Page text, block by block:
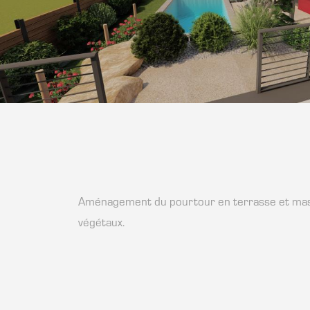
Aménagement du pourtour en terrasse et
végétaux.